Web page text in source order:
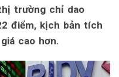
trường chỉ dao
điểm, kịch bản tích
cao hơn.